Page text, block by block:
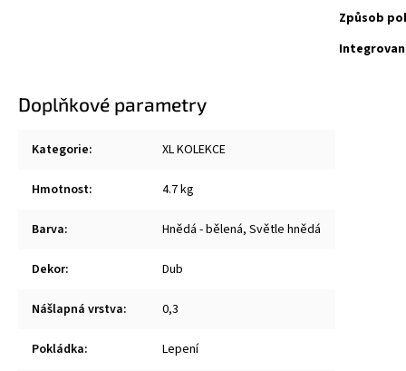
Způsob
Doplňkové parametry
Kategorie: XL KOLEKCE
Hmotnost: 4.7 kg
Barva: Hnědá - bělená, Světle hnědá
Dekor: Dub
Nášlapná vrstva: 0,3
Pokládka: Lepení